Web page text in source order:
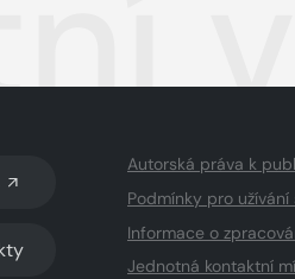
Autorská práva k
Podmínky pro
Informace o
Jednotná kontaktní